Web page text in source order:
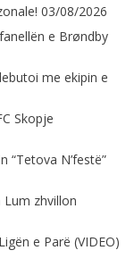
03/08/2026
e Brøndby
me ekipin e
Skopje
“Tetova N’festë”
zhvillon
e Parë (VIDEO)